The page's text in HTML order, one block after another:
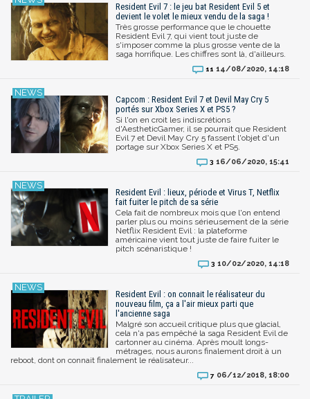
Resident Evil 7 : le jeu bat Resident Evil 5 et
devient le volet le mieux vendu de la saga !
Très grosse performance que le chouette
Resident Evil 7, qui vient tout juste de
s'imposer comme la plus grosse vente de la
saga horrifique. Les chiffres sont là, d'ailleurs.
11 14/08/2020, 14:18
Capcom : Resident Evil 7 et Devil May Cry 5
portés sur Xbox Series X et PS5 ?
Si l'on en croit les indiscrétions
d'AestheticGamer, il se pourrait que Resident
Evil 7 et Devil May Cry 5 fassent l'objet d'un
portage sur Xbox Series X et PS5.
3 16/06/2020, 15:41
Resident Evil : lieux, période et Virus T, Netflix
fait fuiter le pitch de sa série
Cela fait de nombreux mois que l'on entend
parler plus ou moins sérieusement de la série
Netflix Resident Evil : la plateforme
américaine vient tout juste de faire fuiter le
pitch scénaristique !
3 10/02/2020, 14:18
Resident Evil : on connait le réalisateur du
nouveau film, ça a l'air mieux parti que
l'ancienne saga
Malgré son accueil critique plus que glacial,
cela n'a pas empêché la saga Resident Evil de
cartonner au cinéma. Après moult longs-
métrages, nous aurons finalement droit à un
reboot, dont on connait finalement le réalisateur...
7 06/12/2018, 18:00